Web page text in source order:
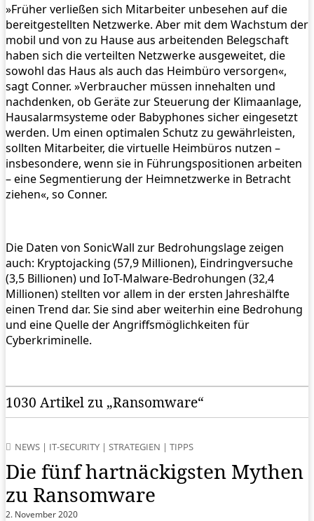
»Früher verließen sich Mitarbeiter unbesehen auf die
bereitgestellten Netzwerke. Aber mit dem Wachstum der
mobil und von zu Hause aus arbeitenden Belegschaft
haben sich die verteilten Netzwerke ausgeweitet, die
sowohl das Haus als auch das Heimbüro versorgen«,
sagt Conner. »Verbraucher müssen innehalten und
nachdenken, ob Geräte zur Steuerung der Klimaanlage,
Hausalarmsysteme oder Babyphones sicher eingesetzt
werden. Um einen optimalen Schutz zu gewährleisten,
sollten Mitarbeiter, die virtuelle Heimbüros nutzen –
insbesondere, wenn sie in Führungspositionen arbeiten
– eine Segmentierung der Heimnetzwerke in Betracht
ziehen«, so Conner.
Die Daten von SonicWall zur Bedrohungslage zeigen
auch: Kryptojacking (57,9 Millionen), Eindringversuche
(3,5 Billionen) und IoT-Malware-Bedrohungen (32,4
Millionen) stellten vor allem in der ersten Jahreshälfte
einen Trend dar. Sie sind aber weiterhin eine Bedrohung
und eine Quelle der Angriffsmöglichkeiten für
Cyberkriminelle.
1030 Artikel zu „Ransomware“
NEWS | IT-SECURITY | STRATEGIEN | TIPPS
Die fünf hartnäckigsten Mythen
zu Ransomware
2. November 2020